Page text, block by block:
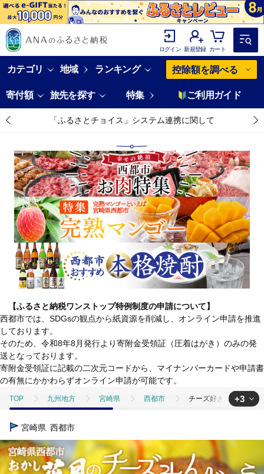
ログイン 新規登録 カート
カテゴリ 地域 ランキング 控除額を調べる
寄付額 旅先を探す 特集 ご利用ガイド
「ふるさとチョイス」システム連携に関して
【ふるさと納税ワンストップ特例制度の申請について】
西都市では、SDGsの観点から紙資源を削減し、オンライン申請を推進
しております。
そのため、令和8年8月発行より寄附金受領証（圧着はがき）のみの発
送となっております。
寄附金受領証に記載の二次元コードから、マイナンバーカードや申請書
の有無にかかわらずオンライン申請が可能です。
TOP 九州地方 宮崎県 西都市 チーズ好きにはたまら
TOP
TOP パン・菓子類 クッキー チーズ好きには
TOP 卵・乳製品 チーズ チーズ好きにはたまらない！絶品
+3
宮崎県 西都市